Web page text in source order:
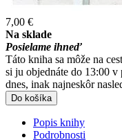
7,00 €
Na sklade
Posielame ihneď
Táto kniha sa môže na
si ju objednáte do 13:00 v
dnes, inak najneskôr
Do košíka
Popis knihy
Podrobnosti